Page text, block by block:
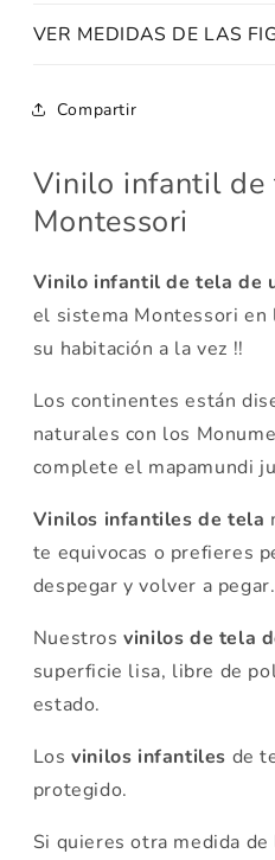
VER MEDIDAS DE LAS
Compartir
Vinilo infantil de
Montessori
Vinilo infantil de tela de
el sistema Montessori en
su habitación a la vez !!
Los continentes están
naturales con los
complete el mapamundi
Vinilos infantiles de tela
te equivocas o prefieres
despegar y volver a pegar.
Nuestrosvinilos de tela
superficie lisa, libre de
estado.
Losvinilos infantiles de
protegido.
Si quieres otra medida de